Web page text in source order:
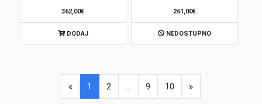
362,00€
DODAJ
261,00€
NEDOSTUPNO
« 1 2 ... 9 10 »